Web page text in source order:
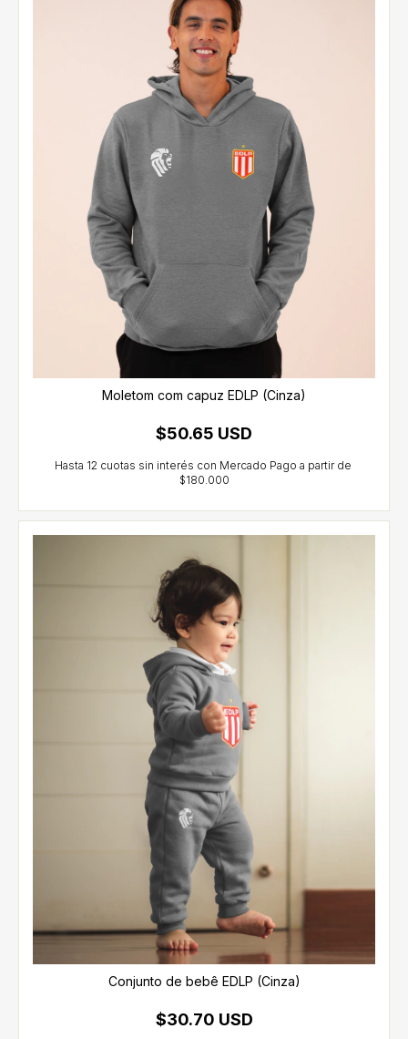
Moletom com capuz EDLP (Cinza)
$50.65 USD
Conjunto de bebê EDLP (Cinza)
$30.70 USD